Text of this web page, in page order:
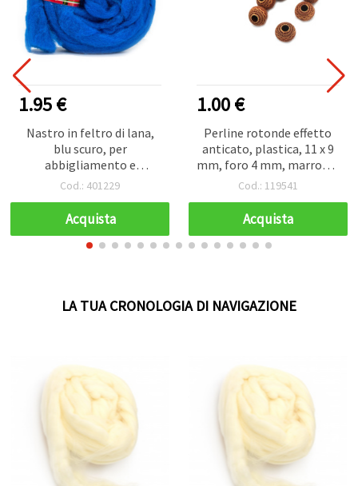
1.95 €
Nastro in feltro di lana,
blu scuro, per
abbigliamento e
accessori fatti a mano, 50
Cod.: 401229
Acquista
1.00 €
Perline rotonde effetto
anticato, plastica, 11 x 9
mm, foro 4 mm, marrone,
50 g (ca. 65 pz)
Cod.: 119541
Acquista
LA TUA CRONOLOGIA DI NAVIGAZIONE